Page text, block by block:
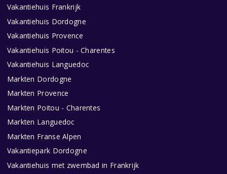
Vakantiehuis Frankrijk
Vakantiehuis Dordogne
Vakantiehuis Provence
Vakantiehuis Poitou - Charentes
Vakantiehuis Languedoc
Markten Dordogne
Markten Provence
Markten Poitou - Charentes
Markten Languedoc
Markten Franse Alpen
Vakantiepark Dordogne
Vakantiehuis met zwembad in Frankrijk